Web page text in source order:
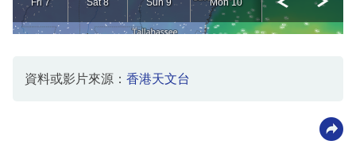
資料或影片來源： 香港天文台